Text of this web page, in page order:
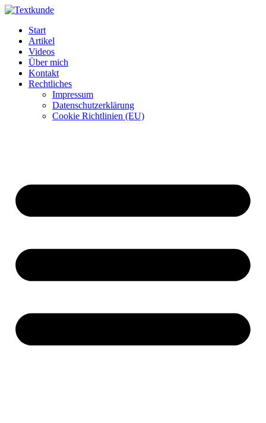
Zum
wechseln
Start
Artikel
Videos
Über mich
Kontakt
Rechtliches
Impressum
Datenschutzerklärung
Cookie Richtlinien (EU)